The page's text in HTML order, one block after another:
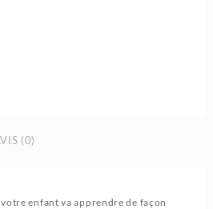
(0)
, votre enfant va apprendre de façon